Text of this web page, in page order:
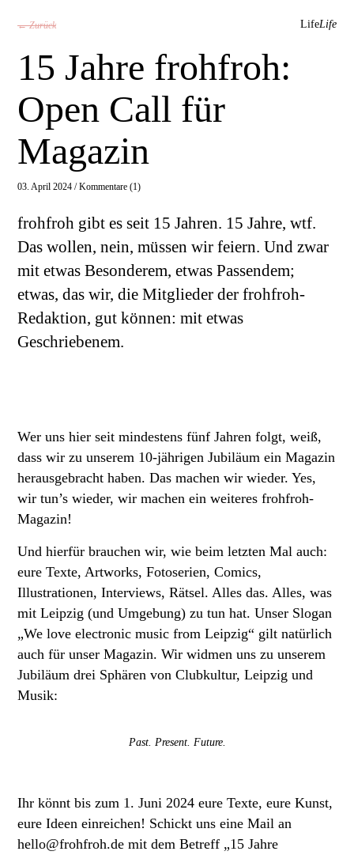
← Zurück LifeLife
15 Jahre frohfroh:
Open Call für
Magazin
03. April 2024 /Kommentare (1)
frohfroh gibt es seit 15 Jahren. 15 Jahre, wtf.
Das wollen, nein, müssen wir feiern. Und zwar
mit etwas Besonderem, etwas Passendem;
etwas, das wir, die Mitglieder der frohfroh-
Redaktion, gut können: mit etwas
Geschriebenem.
Wer uns hier seit mindestens fünf Jahren folgt, weiß,
dass wir zu unserem 10-jährigen Jubiläum ein Magazin
herausgebracht haben. Das machen wir wieder. Yes,
wir tun’s wieder, wir machen ein weiteres frohfroh-
Magazin!
Und hierfür brauchen wir, wie beim letzten Mal auch:
eure Texte, Artworks, Fotoserien, Comics,
Illustrationen, Interviews, Rätsel. Alles das. Alles, was
mit Leipzig (und Umgebung) zu tun hat. Unser Slogan
„We love electronic music from Leipzig“ gilt natürlich
auch für unser Magazin. Wir widmen uns zu unserem
Jubiläum drei Sphären von Clubkultur, Leipzig und
Musik:
Past. Present. Future.
Ihr könnt bis zum 1. Juni 2024 eure Texte, eure Kunst,
eure Ideen einreichen! Schickt uns eine Mail an
hello@frohfroh.de mit dem Betreff „15 Jahre